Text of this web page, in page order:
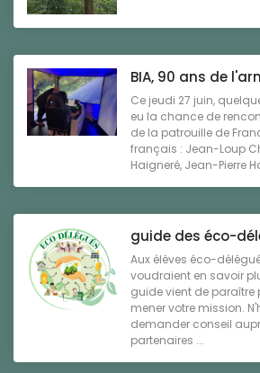
BIA, 90 ans de
Ce jeudi 27 juin,
eu la chance de
de la patrouille de
français : Jean-Loup
Haigneré, Jean-Pierre
guide des éco-
Aux élèves éco-
voudraient en savoir
guide vient de paraître
mener votre mission.
demander conseil
partenaires ...